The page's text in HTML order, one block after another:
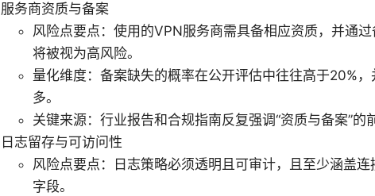
服务商资质与备案
风险点要点：使用的VPN服务商需具备相应资质，并通
将被视为高风险。
量化维度：备案缺失的概率在公开评估中往往高于20%
多。
关键来源：行业报告和合规指南反复强调“资质与备案”的
日志留存与可访问性
风险点要点：日志策略必须透明且可审计，且至少涵盖
字段。